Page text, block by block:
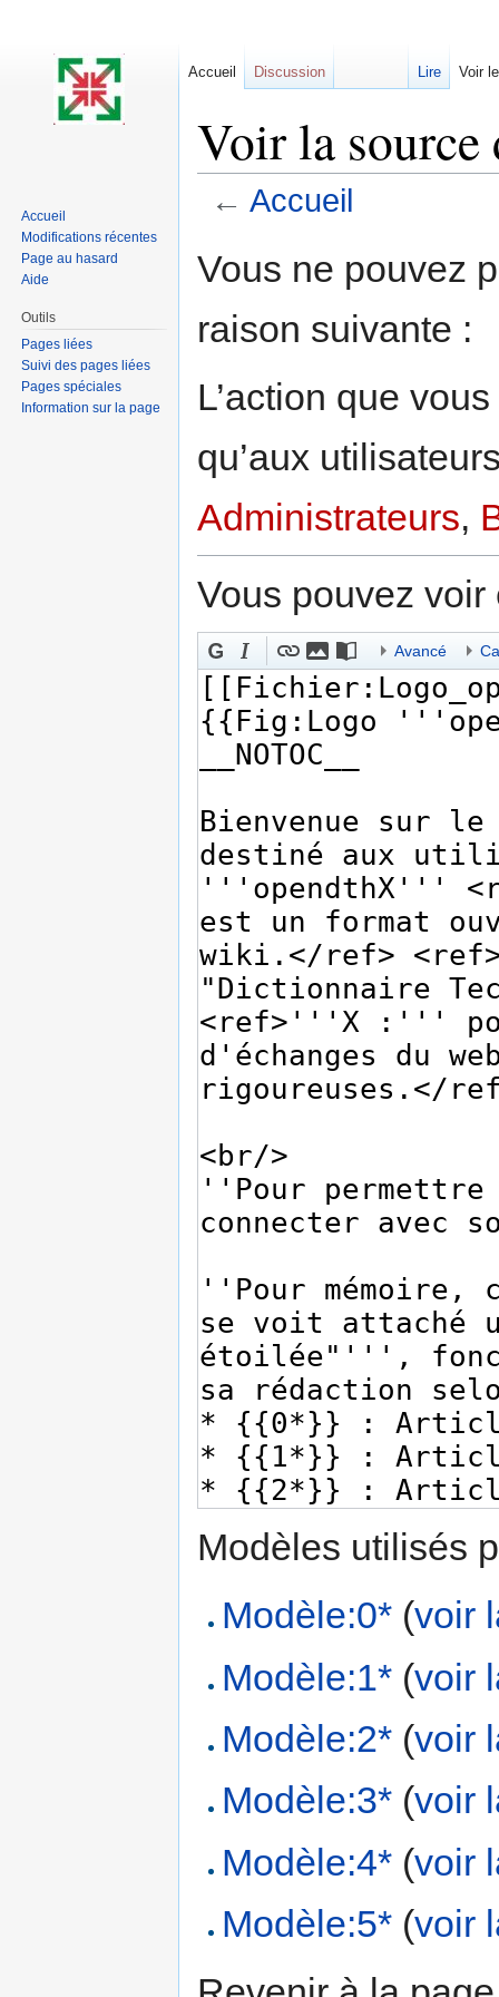
Voir la
← Accueil
Vous ne pouvez
raison suivante :
L’action que
qu’aux
Administrateurs,
Vous pouvez
Avancé
Modèles utilisés
Modèle:0* (voir
Modèle:1* (voir
Modèle:2* (voir
Modèle:3* (voir
Modèle:4* (voir
Modèle:5* (voir
Accueil Discussion Lire Voir
Accueil
Modifications récentes
Page au hasard
Aide
Outils
Pages liées
Suivi des pages liées
Pages spéciales
Information sur la page